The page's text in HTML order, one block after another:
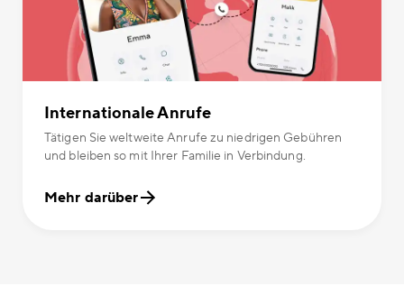
Internationale Anrufe
Tätigen Sie weltweite Anrufe zu niedrigen Gebühren
und bleiben so mit Ihrer Familie in Verbindung.
Mehr darüber